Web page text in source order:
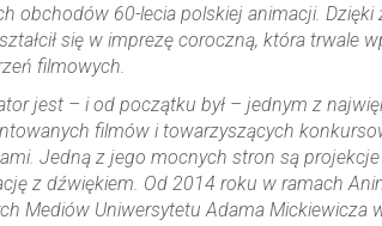
obchodów 60-lecia polskiej animacji.
się w imprezę coroczną, która trwale
filmowych.
jest – i od początku był – jednym z
filmów i towarzyszących
Jedną z jego mocnych stron są
z dźwiękiem. Od 2014 roku w ramach
Mediów Uniwersytetu Adama